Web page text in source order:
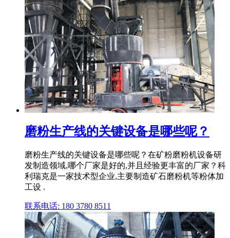
磨粉生产线的关键设备是哪些呢？
磨粉生产线的关键设备是哪些呢？在矿粉磨粉机设备研
发制造领域,哪个厂家是好的,并且经验更丰富的厂家？科
利瑞克是一家技术型企业,主要制造矿石磨粉机等粉体加
工设 .
联系电话: 180 3780 8511